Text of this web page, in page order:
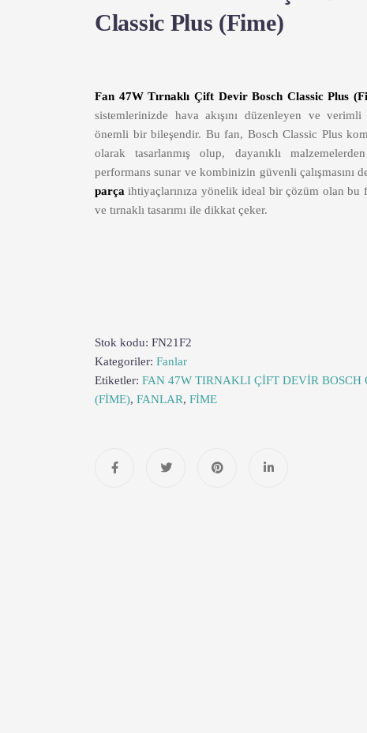
Classic Plus (Fime)
Fan 47W Tırnaklı Çift Devir Bosch Classic Plus
sistemlerinizde hava akışını düzenleyen ve verimli
önemli bir bileşendir. Bu fan, Bosch Classic Plus
olarak tasarlanmış olup, dayanıklı
performans sunar ve kombinizin güvenli çalışmasını
parça ihtiyaçlarınıza yönelik ideal bir çözüm olan
ve tırnaklı tasarımı ile dikkat çeker.
Stok kodu: FN21F2
Kategoriler: Fanlar
Etiketler: FAN 47W TIRNAKLI ÇİFT DEVİR BOSCH
(FİME), FANLAR, FİME